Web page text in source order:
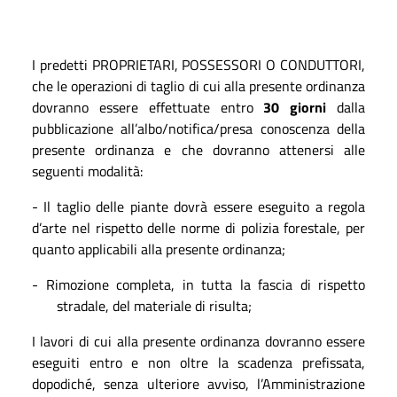
I predetti PROPRIETARI, POSSESSORI O CONDUTTORI,
che le operazioni di taglio di cui alla presente ordinanza
dovranno essere effettuate entro 30 giorni dalla
pubblicazione all’albo/notifica/presa conoscenza della
presente ordinanza e che dovranno attenersi alle
seguenti modalità:
- Il taglio delle piante dovrà essere eseguito a regola
d’arte nel rispetto delle norme di polizia forestale, per
quanto applicabili alla presente ordinanza;
- Rimozione completa, in tutta la fascia di rispetto
stradale, del materiale di risulta;
I lavori di cui alla presente ordinanza dovranno essere
eseguiti entro e non oltre la scadenza prefissata,
dopodiché, senza ulteriore avviso, l’Amministrazione